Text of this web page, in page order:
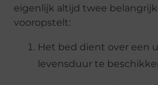
eigenlijk altijd twee
vooropstelt:
Het bed dient over een
levensduur te